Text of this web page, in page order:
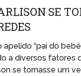
SE
“pai do
a diversos fatores
se tornasse um